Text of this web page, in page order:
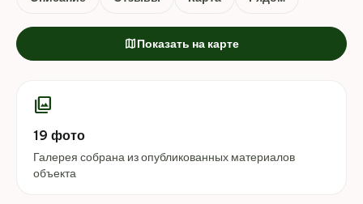
mapПоказать на карте
photo_library
19 фото
Галерея собрана из опубликованных материалов
объекта